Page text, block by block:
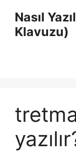
Nasıl
Klavuzu)